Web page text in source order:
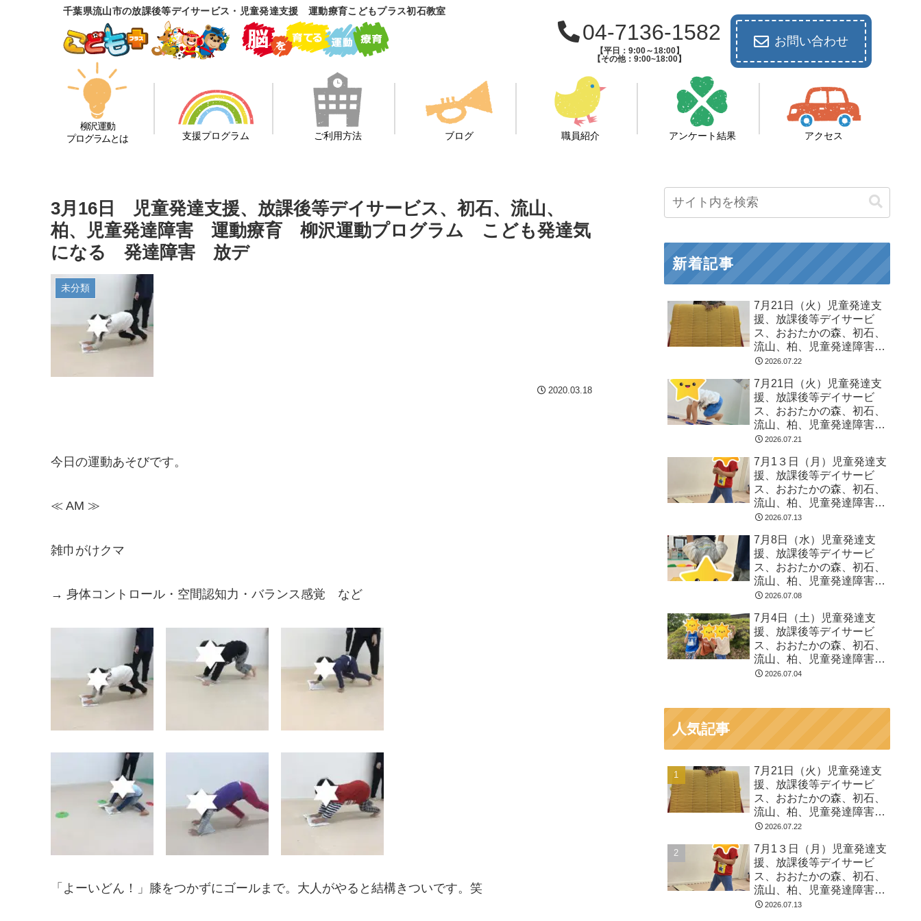
千葉県流山市の放課後等デイサービス・児童発達支援 運動療育こどもプラス初石教室
04-7136-1582
【平日：9:00～18:00】
【その他：9:00~18:00】
お問い合わせ
柳沢運動
プログラムとは
支援プログラム ご利用方法 ブログ 職員紹介 アンケート結果 アクセス
3月16日 児童発達支援、放課後等デイサービス、初石、流山、
柏、児童発達障害 運動療育 柳沢運動プログラム こども発達気
になる 発達障害 放デ
未分類
2020.03.18
今日の運動あそびです。
≪ AM ≫
雑巾がけクマ
→ 身体コントロール・空間認知力・バランス感覚 など
「よーいどん！」膝をつかずにゴールまで。大人がやると結構きついです。笑
新着記事
7月21日（火）児童発達支
援、放課後等デイサービ
ス、おおたかの森、初石、
流山、柏、児童発達障害
運動療育 柳沢運動プログ
る 発達障害 放デイ 自
閉症 ADHD アスペルガ
ー症候
2026.07.22
7月21日（火）児童発達支
援、放課後等デイサービ
ス、おおたかの森、初石、
流山、柏、児童発達障害
運動療育 柳沢運動プログ
る 発達障害 放デイ 自
閉症 ADHD アスペルガ
ー症候
2026.07.21
7月1３日（月）児童発達支
援、放課後等デイサービ
ス、おおたかの森、初石、
流山、柏、児童発達障害
運動療育 柳沢運動プログ
る 発達障害 放デイ 自
閉症 ADHD アスペルガ
ー症候
2026.07.13
7月8日（水）児童発達支
援、放課後等デイサービ
ス、おおたかの森、初石、
流山、柏、児童発達障害
運動療育 柳沢運動プログ
る 発達障害 放デイ 自
閉症 ADHD アスペルガ
ー症候
2026.07.08
7月4日（土）児童発達支
援、放課後等デイサービ
ス、おおたかの森、初石、
流山、柏、児童発達障害
運動療育 柳沢運動プログ
2026.07.04
人気記事
7月21日（火）児童発達支
援、放課後等デイサービ
ス、おおたかの森、初石、
流山、柏、児童発達障害
運動療育 柳沢運動プログ
る 発達障害 放デイ 自
閉症 ADHD アスペルガ
ー症候
2026.07.22
7月1３日（月）児童発達支
援、放課後等デイサービ
ス、おおたかの森、初石、
流山、柏、児童発達障害
運動療育 柳沢運動プログ
2026.07.13